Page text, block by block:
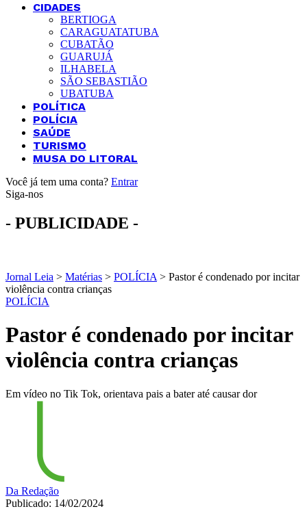
CIDADES
BERTIOGA
CARAGUATATUBA
CUBATÃO
GUARUJÁ
ILHABELA
SÃO SEBASTIÃO
UBATUBA
POLÍTICA
POLÍCIA
SAÚDE
TURISMO
MUSA DO LITORAL
Você já tem uma conta? Entrar
Siga-nos
- PUBLICIDADE -
Jornal Leia > Matérias > POLÍCIA > Pastor é condenado por incitar
violência contra crianças
POLÍCIA
Pastor é condenado por incitar
violência contra crianças
Em vídeo no Tik Tok, orientava pais a bater até causar dor
Da Redação
Publicado: 14/02/2024